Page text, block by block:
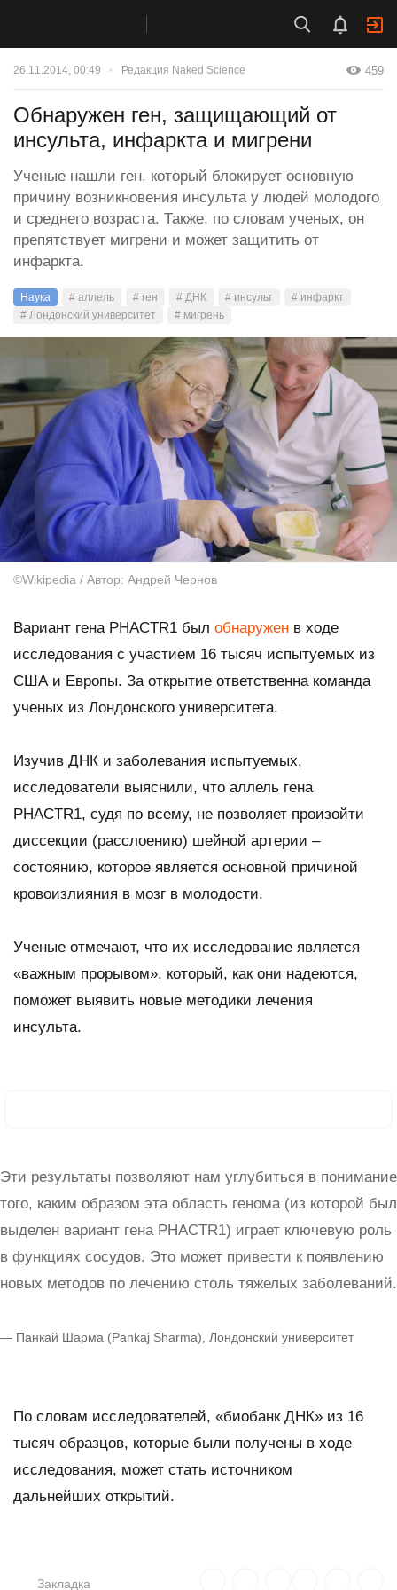
26.11.2014, 00:49 Редакция Naked Science 459
Обнаружен ген, защищающий от
инсульта, инфаркта и мигрени
Ученые нашли ген, который блокирует основную
причину возникновения инсульта у людей молодого
и среднего возраста. Также, по словам ученых, он
препятствует мигрени и может защитить от
инфаркта.
Наука # аллель # ген # ДНК # инсульт
# инфаркт
# Лондонский университет
# мигрень
©Wikipedia / Автор: Андрей Чернов
Вариант гена PHACTR1 был обнаружен в ходе
исследования с участием 16 тысяч испытуемых из
США и Европы. За открытие ответственна команда
ученых из Лондонского университета.
Изучив ДНК и заболевания испытуемых,
исследователи выяснили, что аллель гена
PHACTR1, судя по всему, не позволяет произойти
диссекции (расслоению) шейной артерии –
состоянию, которое является основной причиной
кровоизлияния в мозг в молодости.
Ученые отмечают, что их исследование является
«важным прорывом», который, как они надеются,
поможет выявить новые методики лечения
инсульта.
Эти результаты позволяют нам углубиться в понимание
того, каким образом эта область генома (из которой был
выделен вариант гена PHACTR1) играет ключевую роль
в функциях сосудов. Это может привести к появлению
новых методов по лечению столь тяжелых заболеваний.
— Панкай Шарма (Pankaj Sharma), Лондонский университет
По словам исследователей, «биобанк ДНК» из 16
тысяч образцов, которые были получены в ходе
исследования, может стать источником
дальнейших открытий.
Закладка